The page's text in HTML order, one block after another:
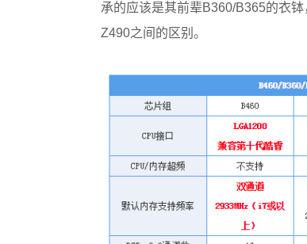
承的应该是其前辈B360/B365的衣
Z490之间的区别。